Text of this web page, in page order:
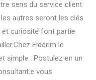
sens du service client
autres seront les clés
et curiosité font partie
Fidérim le
simple : Postulez en un
vous